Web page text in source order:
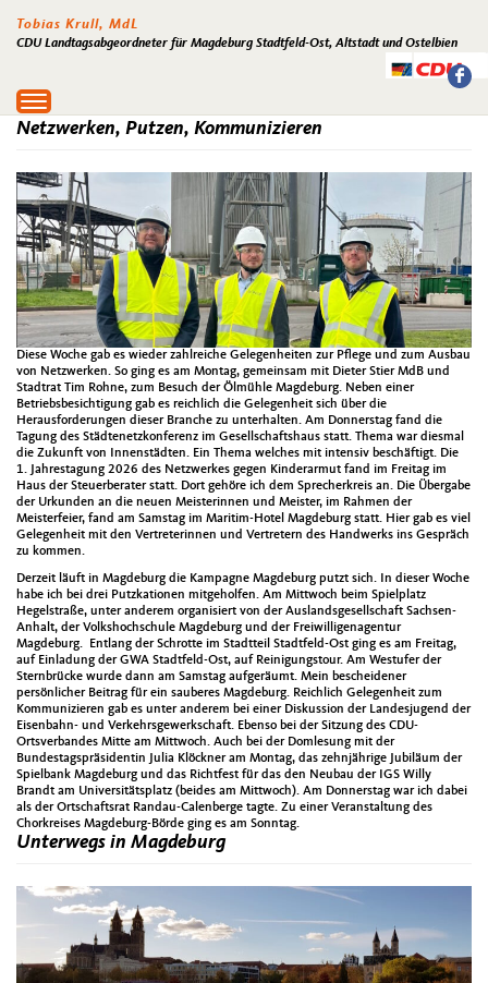
Tobias Krull, MdL
CDU Landtagsabgeordneter für Magdeburg Stadtfeld-Ost, Altstadt und Ostelbien
Toggle
navigation
Netzwerken, Putzen, Kommunizieren
Diese Woche gab es wieder zahlreiche Gelegenheiten zur Pflege und zum Ausbau
von Netzwerken. So ging es am Montag, gemeinsam mit Dieter Stier MdB und
Stadtrat Tim Rohne, zum Besuch der Ölmühle Magdeburg. Neben einer
Betriebsbesichtigung gab es reichlich die Gelegenheit sich über die
Herausforderungen dieser Branche zu unterhalten. Am Donnerstag fand die
Tagung des Städtenetzkonferenz im Gesellschaftshaus statt. Thema war diesmal
die Zukunft von Innenstädten. Ein Thema welches mit intensiv beschäftigt. Die
1. Jahrestagung 2026 des Netzwerkes gegen Kinderarmut fand im Freitag im
Haus der Steuerberater statt. Dort gehöre ich dem Sprecherkreis an. Die Übergabe
der Urkunden an die neuen Meisterinnen und Meister, im Rahmen der
Meisterfeier, fand am Samstag im Maritim-Hotel Magdeburg statt. Hier gab es viel
Gelegenheit mit den Vertreterinnen und Vertretern des Handwerks ins Gespräch
zu kommen.
Derzeit läuft in Magdeburg die Kampagne Magdeburg putzt sich. In dieser Woche
habe ich bei drei Putzkationen mitgeholfen. Am Mittwoch beim Spielplatz
Hegelstraße, unter anderem organisiert von der Auslandsgesellschaft Sachsen-
Anhalt, der Volkshochschule Magdeburg und der Freiwilligenagentur
Magdeburg. Entlang der Schrotte im Stadtteil Stadtfeld-Ost ging es am Freitag,
auf Einladung der GWA Stadtfeld-Ost, auf Reinigungstour. Am Westufer der
Sternbrücke wurde dann am Samstag aufgeräumt. Mein bescheidener
persönlicher Beitrag für ein sauberes Magdeburg. Reichlich Gelegenheit zum
Kommunizieren gab es unter anderem bei einer Diskussion der Landesjugend der
Eisenbahn- und Verkehrsgewerkschaft. Ebenso bei der Sitzung des CDU-
Ortsverbandes Mitte am Mittwoch. Auch bei der Domlesung mit der
Bundestagspräsidentin Julia Klöckner am Montag, das zehnjährige Jubiläum der
Spielbank Magdeburg und das Richtfest für das den Neubau der IGS Willy
Brandt am Universitätsplatz (beides am Mittwoch). Am Donnerstag war ich dabei
als der Ortschaftsrat Randau-Calenberge tagte. Zu einer Veranstaltung des
Chorkreises Magdeburg-Börde ging es am Sonntag.
Unterwegs in Magdeburg